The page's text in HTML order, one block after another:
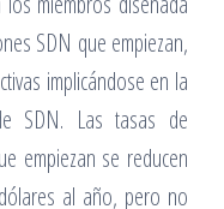
SDN que empiezan,
implicándose en la
SDN. Las tasas de
empiezan se reducen
al año, pero no